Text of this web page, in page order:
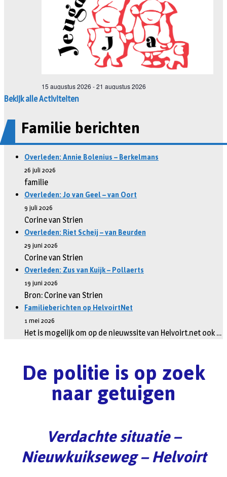
Bekijk alle Activiteiten
Familie berichten
Overleden: Annie Bolenius – Berkelmans
26 juli 2026
familie
Overleden: Jo van Geel – van Oort
9 juli 2026
Corine van Strien
Overleden: Riet Scheij – van Beurden
29 juni 2026
Corine van Strien
Overleden: Zus van Kuijk – Pollaerts
19 juni 2026
Bron: Corine van Strien
Familieberichten op HelvoirtNet
1 mei 2026
Het is mogelijk om op de nieuwssite van Helvoirt.net ook …
De politie is op zoek
naar getuigen
Verdachte situatie –
Nieuwkuikseweg – Helvoirt